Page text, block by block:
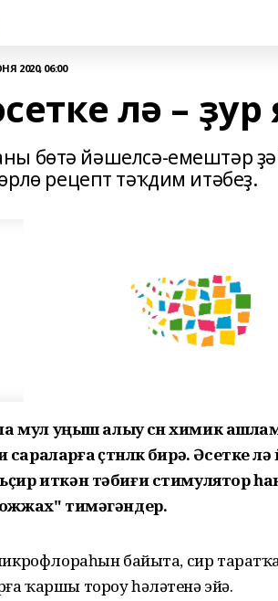
2020, 06:00
лә –
бөтә йәшелсә-емештәр ҙә
рецепт тәҡдим итәбеҙ.
мул уңыш алыу өсөн химик
өҫтөнлөк бирә. Әсетке
иткән тәбиғи стимулятор
тимәгәндер.
байыта, сир
ҡаршы тороу һәләтенә эйә.